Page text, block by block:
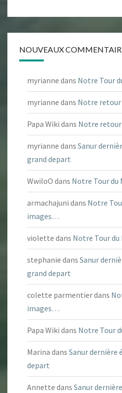
NOUVEAUX
myrianne dans Notre Tour
myrianne dans Notre retour
Papa Wiki dans Notre retour
myrianne dans Sanur
grand depart
WwiloO dans Notre Tour du
armachajuni dans Notre
images…
violette dans Notre Tour
stephanie dans Sanur
grand depart
colette parmentierdans
images…
Papa Wiki dans Notre Tour
Marina dans Sanur dernière
depart
Annette dans Sanur